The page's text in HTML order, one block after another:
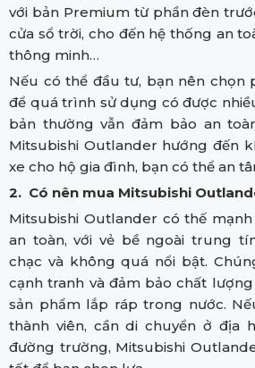
với bản Premium từ phần đèn
cửa sổ trời, cho đến hệ thống an
thông minh…
Nếu có thể đầu tư, bạn nên chọn
để quá trình sử dụng có được
bản thường vẫn đảm bảo an
Mitsubishi Outlander hướng đến
xe cho hộ gia đình, bạn có thể an
2. Có nên mua Mitsubishi
Mitsubishi Outlander có thế
an toàn, với vẻ bề ngoài trung
chạc và không quá nổi bật.
cạnh tranh và đảm bảo chất
sản phẩm lắp ráp trong nước.
thành viên, cần di chuyển ở địa
đường trường, Mitsubishi